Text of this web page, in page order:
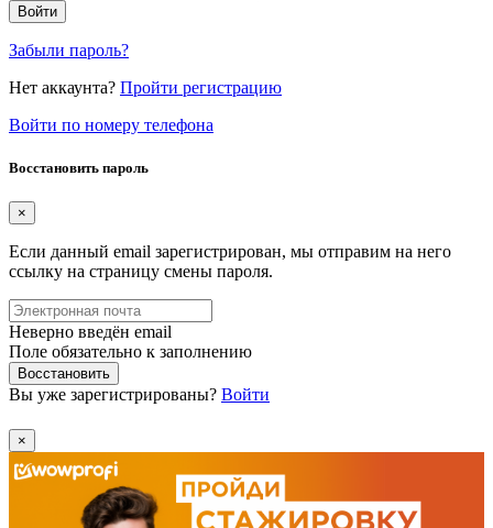
Войти
Забыли пароль?
Нет аккаунта? Пройти регистрацию
Войти по номеру телефона
Восстановить пароль
×
Если данный email зарегистрирован, мы отправим на него
ссылку на страницу смены пароля.
Неверно введён email
Поле обязательно к заполнению
Восстановить
Вы уже зарегистрированы? Войти
×